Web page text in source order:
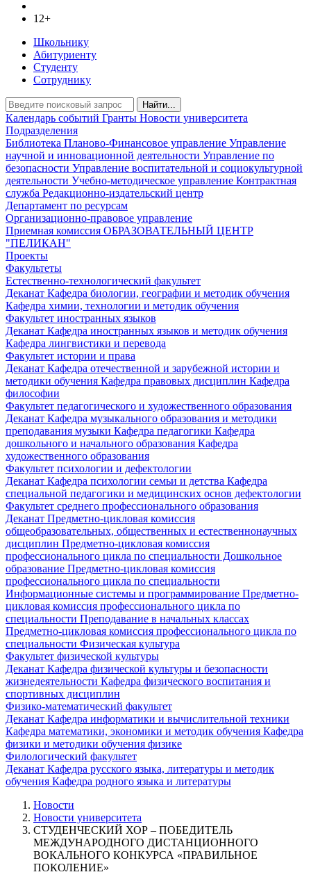
12+
Школьнику
Абитуриенту
Студенту
Сотруднику
Найти...
Календарь событий Гранты Новости университета
Подразделения
Библиотека Планово-Финансовое управление Управление
научной и инновационной деятельности Управление по
безопасности Управление воспитательной и социокультурной
деятельности Учебно-методическое управление Контрактная
служба Редакционно-издательский центр
Департамент по ресурсам
Организационно-правовое управление
Приемная комиссия ОБРАЗОВАТЕЛЬНЫЙ ЦЕНТР
"ПЕЛИКАН"
Проекты
Факультеты
Естественно-технологический факультет
Деканат Кафедра биологии, географии и методик обучения
Кафедра химии, технологии и методик обучения
Факультет иностранных языков
Деканат Кафедра иностранных языков и методик обучения
Кафедра лингвистики и перевода
Факультет истории и права
Деканат Кафедра отечественной и зарубежной истории и
методики обучения Кафедра правовых дисциплин Кафедра
философии
Факультет педагогического и художественного образования
Деканат Кафедра музыкального образования и методики
преподавания музыки Кафедра педагогики Кафедра
дошкольного и начального образования Кафедра
художественного образования
Факультет психологии и дефектологии
Деканат Кафедра психологии семьи и детства Кафедра
специальной педагогики и медицинских основ дефектологии
Факультет среднего профессионального образования
Деканат Предметно-цикловая комиссия
общеобразовательных, общественных и естественнонаучных
дисциплин Предметно-цикловая комиссия
профессионального цикла по специальности Дошкольное
образование Предметно-цикловая комиссия
профессионального цикла по специальности
Информационные системы и программирование Предметно-
цикловая комиссия профессионального цикла по
специальности Преподавание в начальных классах
Предметно-цикловая комиссия профессионального цикла по
специальности Физическая культура
Факультет физической культуры
Деканат Кафедра физической культуры и безопасности
жизнедеятельности Кафедра физического воспитания и
спортивных дисциплин
Физико-математический факультет
Деканат Кафедра информатики и вычислительной техники
Кафедра математики, экономики и методик обучения Кафедра
физики и методики обучения физике
Филологический факультет
Деканат Кафедра русского языка, литературы и методик
обучения Кафедра родного языка и литературы
Новости
Новости университета
СТУДЕНЧЕСКИЙ ХОР – ПОБЕДИТЕЛЬ
МЕЖДУНАРОДНОГО ДИСТАНЦИОННОГО
ВОКАЛЬНОГО КОНКУРСА «ПРАВИЛЬНОЕ
ПОКОЛЕНИЕ»